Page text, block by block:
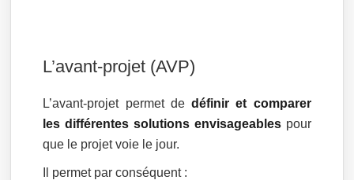
L’avant-projet (AVP)
L’avant-projet permet dedéfinir et comparer
les différentes solutions envisageablespour
que le projet voie le jour.
Il permet par conséquent :